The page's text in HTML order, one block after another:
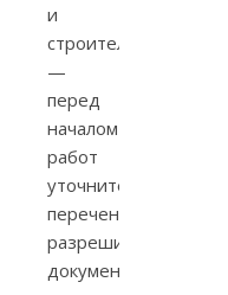
и
строительству
—
перед
началом
работ
уточните
перечень
разрешительных
документов.